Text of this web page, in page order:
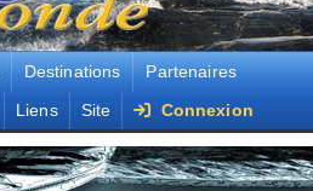
Destinations
Partenaires
Liens Site Connexion